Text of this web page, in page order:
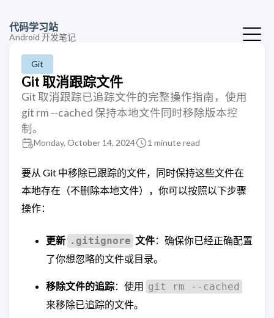
代码学习站
Android 开发笔记
Git
Git 取消跟踪文件
Git 取消跟踪已追踪文件的完整操作指南，使用
git rm --cached 保持本地文件同时移除版本控
制。
Monday, October 14, 2024 1 minute read
要从 Git 中移除已跟踪的文件，同时保持这些文件在
本地存在（不删除本地文件），你可以按照以下步骤
操作：
更新 .gitignore 文件：确保你已经正确配置
了你想忽略的文件或目录。
移除文件的追踪：使用 git rm --cached
来移除已追踪的文件。